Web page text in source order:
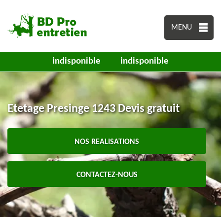
MENU
indisponible indisponible
Etetage Presinge 1243 Devis gratuit
NOS REALISATIONS
CONTACTEZ-NOUS